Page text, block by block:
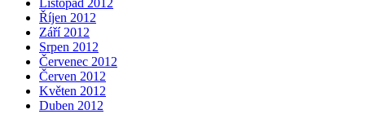
Listopad 2012
Říjen 2012
Září 2012
Srpen 2012
Červenec 2012
Červen 2012
Květen 2012
Duben 2012